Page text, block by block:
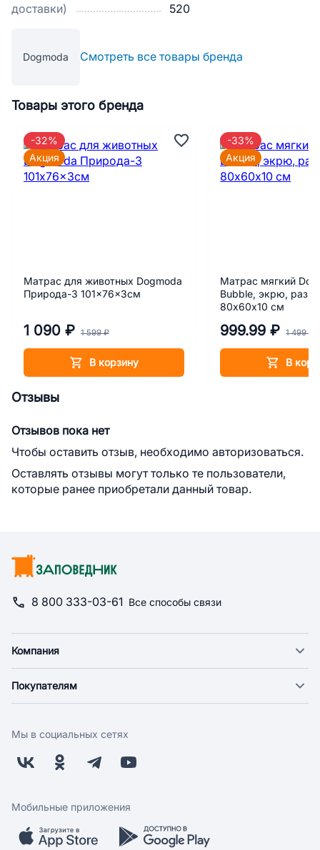
доставки)
520
Dogmoda Смотреть все товары бренда
Товары этого бренда
Матрас для животных Dogmoda
Природа-3 101x76x3см
1 090 ₽ 1 599 ₽
В корзину
-32%
Акция
Матрас мягкий
Bubble, экрю,
80х60х10 см
999.99 ₽ 1 499 ₽
В
-33%
Акция
Отзывы
Отзывов пока нет
Чтобы оставить отзыв, необходимо авторизоваться.
Оставлять отзывы могут только те пользователи,
которые ранее приобретали данный товар.
8 800 333-03-61 Все способы связи
Компания
Новости
Поставщикам
Заводчикам
Обратная связь
Покупателям
Оплата
Бонусная программа
Скидки и акции
Мобильное приложение
Мы в социальных сетях
Мобильные приложения